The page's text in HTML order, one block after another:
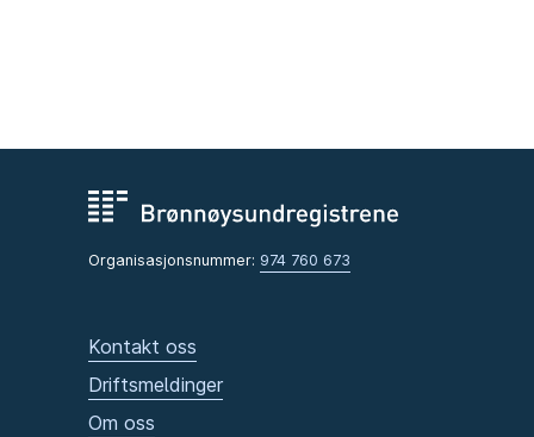
Organisasjonsnummer: 974 760 673
Kontakt oss
Driftsmeldinger
Om oss